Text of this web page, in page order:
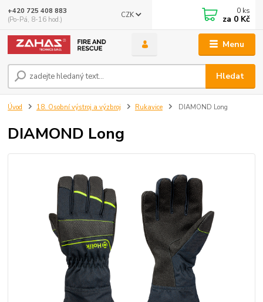
Menu
CZK
Hledat
+420 725 408 883
(Po-Pá, 8-16 hod.)
0 ks
za 0 Kč
Úvod 18. Osobní výstroj a výzbroj Rukavice DIAMOND Long
DIAMOND Long